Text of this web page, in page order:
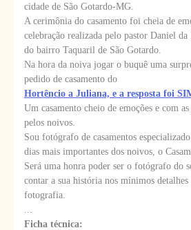
cidade de São Gotardo-MG.
A cerimônia do casamento foi cheia de
celebração realizada pelo pastor Daniel da
do bairro Taquaril de São Gotardo.
Na hora da noiva jogar o buquê uma
pedido de casamento do
Hortêncio a Juliana, e a resposta foi
Um casamento cheio de emoções e com
pelos noivos.
Sou fotógrafo de casamentos
dias mais importantes dos noivos, o
Será uma honra poder ser o fotógrafo do
contar a sua história nos mínimos detalhes
fotografia.
Ficha técnica: